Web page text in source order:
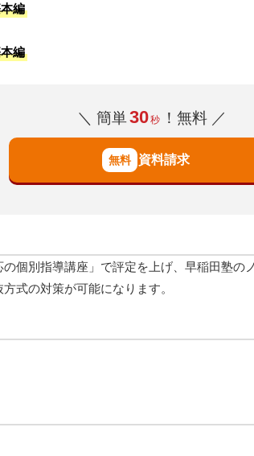
編
編
＼ 簡単30秒 ！無料 ／
資料請求
個別指導講座」で評定を上げ、早稲田塾の
式の対策が可能になります。